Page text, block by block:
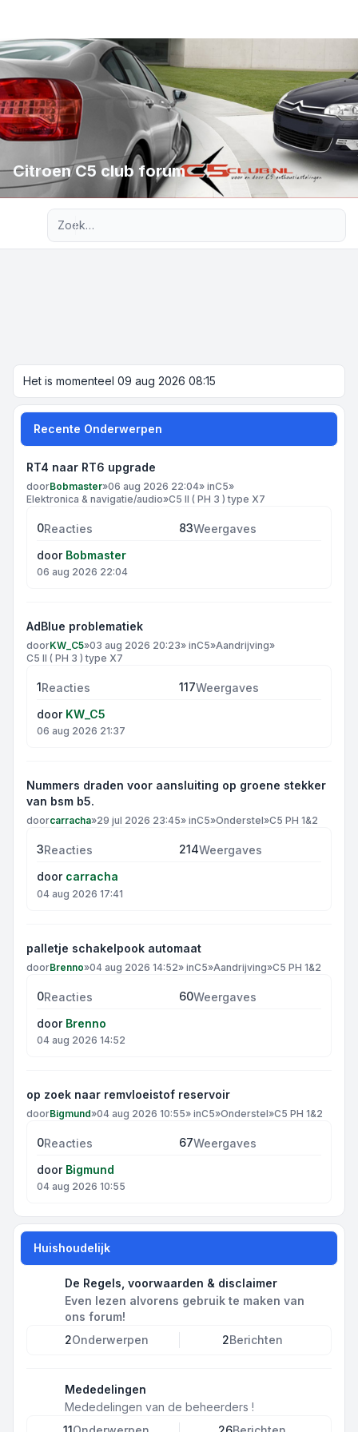
Citroen C5 club forum
Het is momenteel 09 aug 2026 08:15
Recente Onderwerpen
RT4 naar RT6 upgrade
doorBobmaster»06 aug 2026 22:04» inC5»
Elektronica & navigatie/audio»C5 II ( PH 3 ) type X7
0Reacties 83Weergaves
door Bobmaster
06 aug 2026 22:04
AdBlue problematiek
doorKW_C5»03 aug 2026 20:23» inC5»Aandrijving»
C5 II ( PH 3 ) type X7
1Reacties 117Weergaves
door KW_C5
06 aug 2026 21:37
Nummers draden voor aansluiting op groene stekker
van bsm b5.
doorcarracha»29 jul 2026 23:45» inC5»Onderstel»C5 PH 1&2
3Reacties 214Weergaves
door carracha
04 aug 2026 17:41
palletje schakelpook automaat
doorBrenno»04 aug 2026 14:52» inC5»Aandrijving»C5 PH 1&2
0Reacties 60Weergaves
door Brenno
04 aug 2026 14:52
op zoek naar remvloeistof reservoir
doorBigmund»04 aug 2026 10:55» inC5»Onderstel»C5 PH 1&2
0Reacties 67Weergaves
door Bigmund
04 aug 2026 10:55
Huishoudelijk
De Regels, voorwaarden & disclaimer
Even lezen alvorens gebruik te maken van
ons forum!
2Onderwerpen 2Berichten
Mededelingen
Mededelingen van de beheerders !